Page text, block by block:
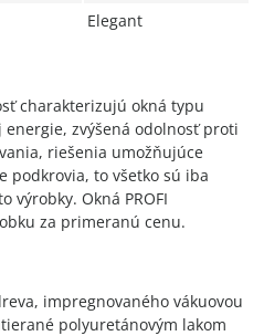
Elegant
charakterizujú okná typu
energie, zvýšená odolnosť proti
riešenia umožňujúce
podkrovia, to všetko sú iba
výrobky. Okná PROFI
za primeranú cenu.
impregnovaného vákuovou
polyuretánovým lakom